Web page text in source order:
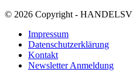
© 2026 Copyright -
Impressum
Datenschutzerklärung
Kontakt
Newsletter Anmeldung